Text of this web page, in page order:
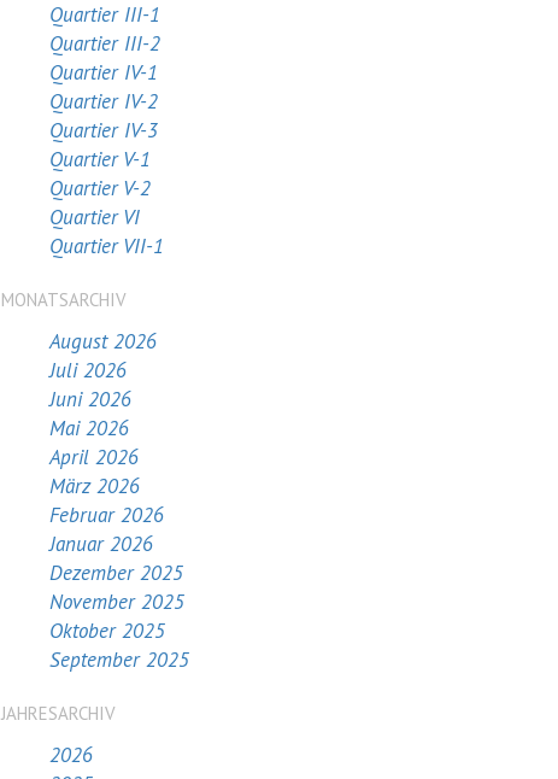
Quartier III-1
Quartier III-2
Quartier IV-1
Quartier IV-2
Quartier IV-3
Quartier V-1
Quartier V-2
Quartier VI
Quartier VII-1
MONATSARCHIV
August 2026
Juli 2026
Juni 2026
Mai 2026
April 2026
März 2026
Februar 2026
Januar 2026
Dezember 2025
November 2025
Oktober 2025
September 2025
JAHRESARCHIV
2026